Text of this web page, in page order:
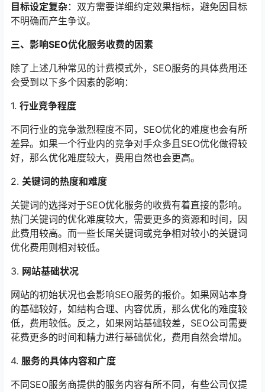
目标设定复杂：双方需要详细约定效果指标，避免因目标
不明确而产生争议。
三、影响SEO优化服务收费的因素
除了上述几种常见的计费模式外，SEO服务的具体费用还
会受到以下多个因素的影响：
1. 行业竞争程度
不同行业的竞争激烈程度不同，SEO优化的难度也会有所
差异。如果一个行业内的竞争对手众多且SEO优化做得较
好，那么优化难度较大，费用自然也会更高。
2. 关键词的热度和难度
关键词的选择对于SEO优化服务的收费有着直接的影响。
热门关键词的优化难度较大，需要更多的资源和时间，因
此费用较高。而一些长尾关键词或竞争相对较小的关键词
优化费用则相对较低。
3. 网站基础状况
网站的初始状况也会影响SEO服务的报价。如果网站本身
的基础较好，如结构合理、内容优质，那么优化的难度较
低，费用较低。反之，如果网站基础较差，SEO公司需要
花费更多的时间和精力进行基础优化，费用自然会增加。
4. 服务的具体内容和广度
不同SEO服务商提供的服务内容有所不同，有些公司仅提